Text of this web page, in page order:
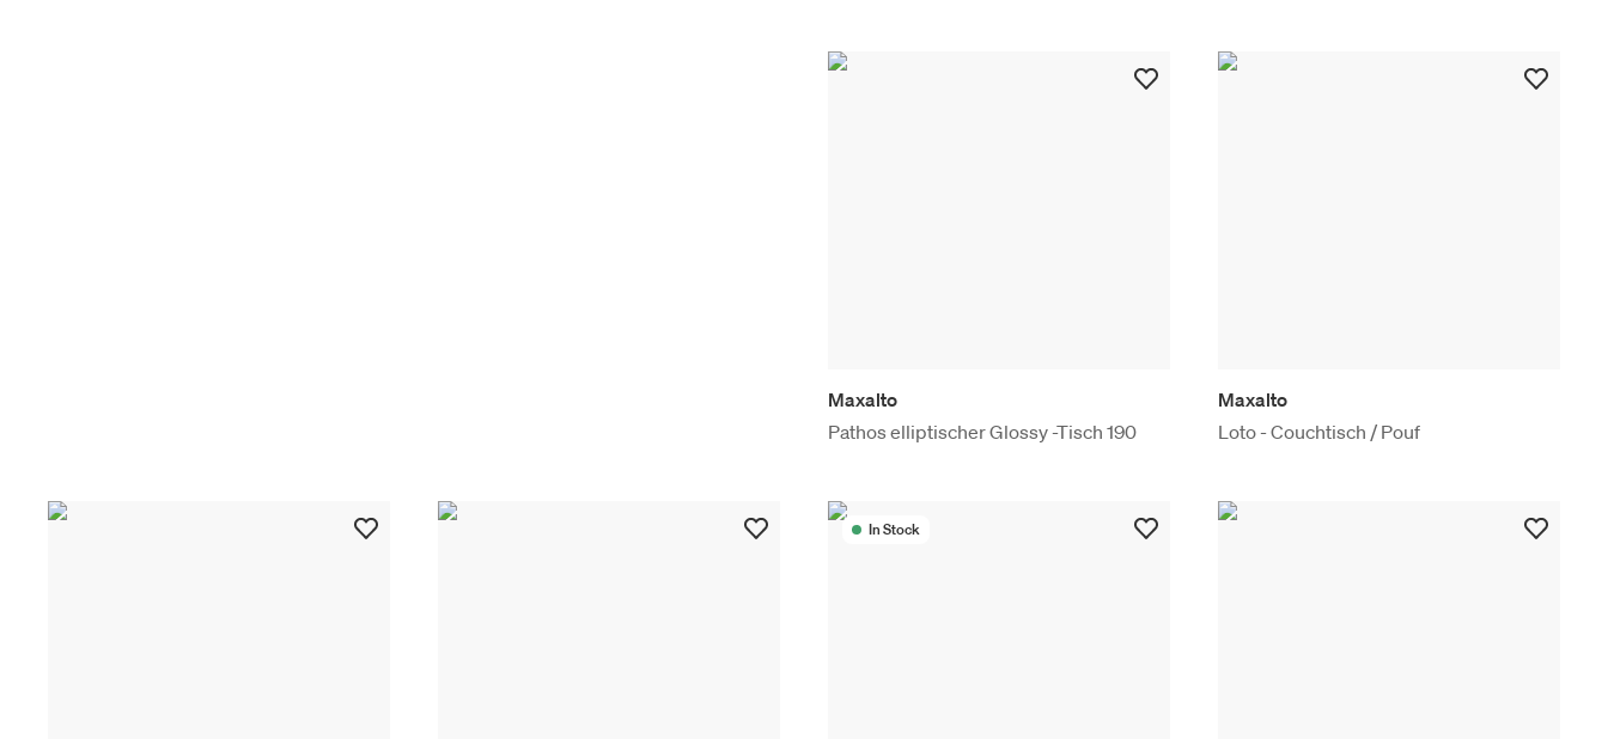
Maxalto
Pathos elliptischer Glossy -Tisch 190
Maxalto
Loto - Couchtisch / Pouf
In Stock